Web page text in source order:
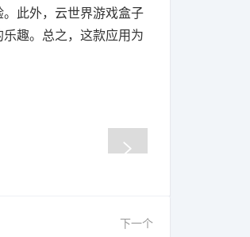
此外，云世界游戏盒子
趣。总之，这款应用为
下一个